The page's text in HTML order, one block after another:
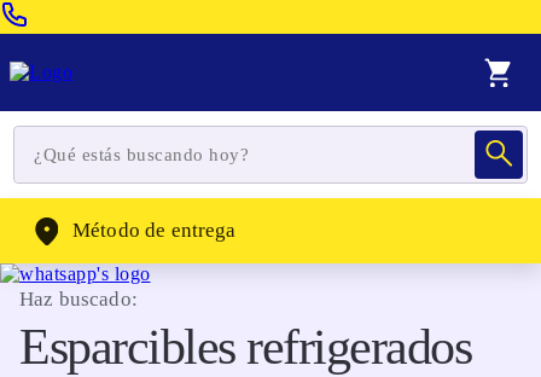
WhatsApp: (302) 262-4104
Método de entrega
Haz buscado:
Esparcibles refrigerados